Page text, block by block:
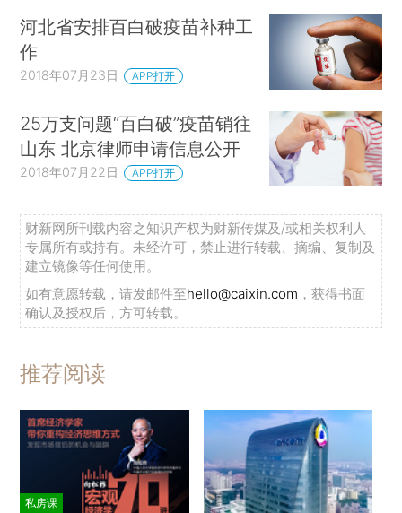
河北省安排百白破疫苗补种工
作
2018年07月23日 APP打开
25万支问题“百白破”疫苗销往
山东 北京律师申请信息公开
2018年07月22日 APP打开
财新网所刊载内容之知识产权为财新传媒及/或相关权利人
专属所有或持有。未经许可，禁止进行转载、摘编、复制及
建立镜像等任何使用。
如有意愿转载，请发邮件至hello@caixin.com ，获得书面
确认及授权后，方可转载。
推荐阅读
私房课